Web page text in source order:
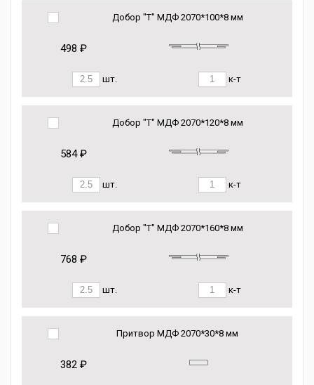
Добор "Т" МДФ 2070*100*8 мм
498 ₽
шт. к-т
Добор "Т" МДФ 2070*120*8 мм
584 ₽
шт. к-т
Добор "Т" МДФ 2070*160*8 мм
768 ₽
шт. к-т
Притвор МДФ 2070*30*8 мм
382 ₽